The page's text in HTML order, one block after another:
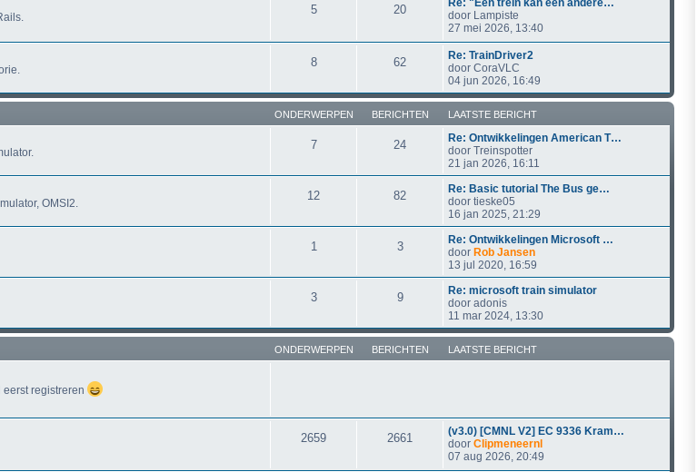
5 20
door Lampiste
27 mei 2026, 13:40
8 62
Re: TrainDriver2
door CoraVLC
04 jun 2026, 16:49
ONDERWERPEN BERICHTEN LAATSTE BERICHT
7 24
Re: Ontwikkelingen American T…
door Treinspotter
21 jan 2026, 16:11
OMSI2.
12 82
Re: Basic tutorial The Bus ge…
door tieske05
16 jan 2025, 21:29
1 3
Re: Ontwikkelingen Microsoft …
door Rob Jansen
13 jul 2020, 16:59
3 9
Re: microsoft train simulator
door adonis
11 mar 2024, 13:30
ONDERWERPEN BERICHTEN LAATSTE BERICHT
registreren
2659 2661
(v3.0) [CMNL V2] EC 9336 Kram…
door Clipmeneernl
07 aug 2026, 20:49